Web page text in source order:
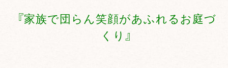
『家族で団らん笑顔があふれるお庭づ
くり』